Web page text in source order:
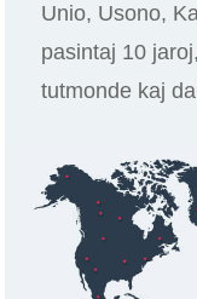
Unio, Usono,
pasintaj 10
tutmonde kaj